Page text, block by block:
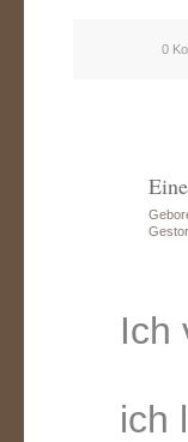
0
Ich
ich